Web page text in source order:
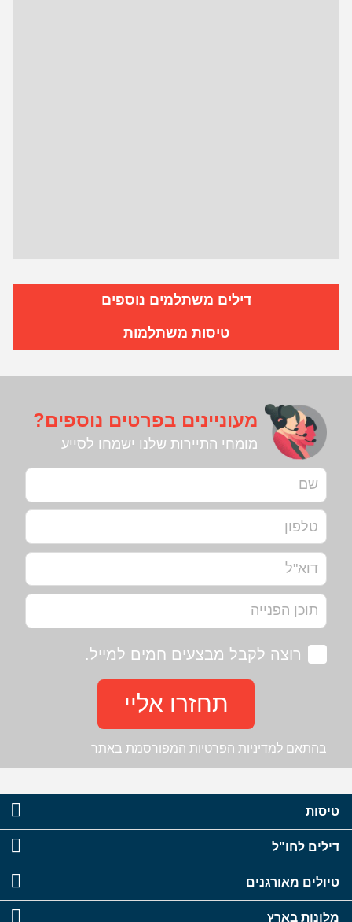
דילים משתלמים נוספים
טיסות משתלמות
מעוניינים בפרטים נוספים?
מומחי התיירות שלנו ישמחו לסייע
רוצה לקבל מבצעים חמים למייל.
תחזרו אליי
בהתאם למדיניות הפרטיות המפורסמת באתר
טיסות
דילים לחו"ל
טיולים מאורגנים
מלונות בארץ